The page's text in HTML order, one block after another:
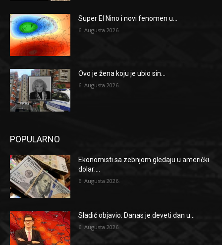
Super El Nino i novi fenomen u...
6. Augusta 2026.
Ovo je žena koju je ubio sin...
6. Augusta 2026.
POPULARNO
Ekonomisti sa zebnjom gledaju u američki
dolar:...
6. Augusta 2026.
Sladić objavio: Danas je deveti dan u...
6. Augusta 2026.